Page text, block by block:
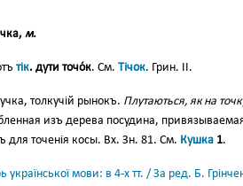
м.
тік. дути точо́к. См. Тічок. Грин. II.
толкучій рынокъ. Плутаються, як на
изъ дерева посудина,
для точенія косы. Вх. Зн. 81. См. Кушка 1.
української мови: в 4-х тт. / За ред. Б.